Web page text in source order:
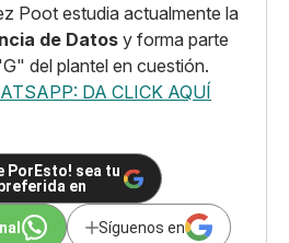
Poot estudia actualmente la
de Datos y forma parte
del plantel en cuestión.
DA CLICK AQUÍ
PorEsto! sea tu
en
Síguenos en